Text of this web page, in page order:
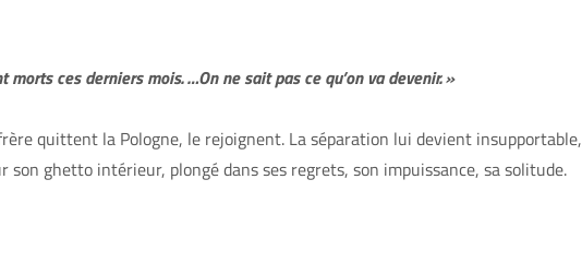
ces derniers mois. …On ne sait pas ce qu’on va devenir. »
quittent la Pologne, le rejoignent. La séparation lui devient insupportable,
ghetto intérieur, plongé dans ses regrets, son impuissance, sa solitude.